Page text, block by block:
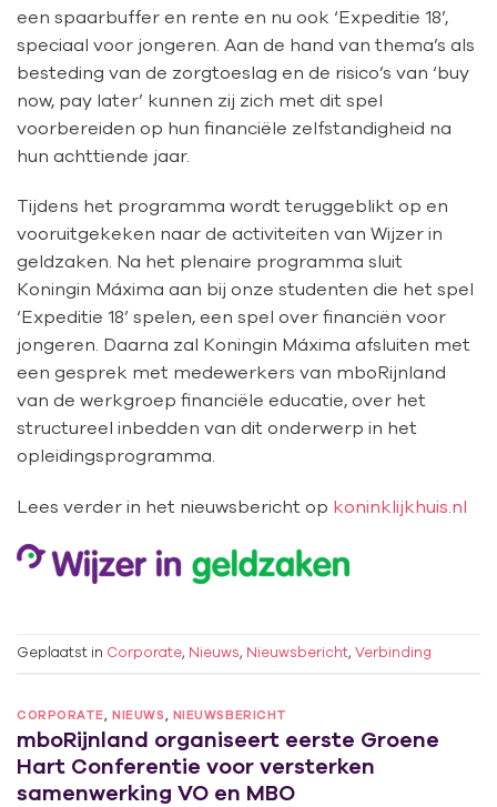
een spaarbuffer en rente en nu ook ‘Expeditie 18’,
speciaal voor jongeren. Aan de hand van thema’s als
besteding van de zorgtoeslag en de risico’s van ‘buy
now, pay later’ kunnen zij zich met dit spel
voorbereiden op hun financiële zelfstandigheid na
hun achttiende jaar.
Tijdens het programma wordt teruggeblikt op en
vooruitgekeken naar de activiteiten van Wijzer in
geldzaken. Na het plenaire programma sluit
Koningin Máxima aan bij onze studenten die het spel
‘Expeditie 18’ spelen, een spel over financiën voor
jongeren. Daarna zal Koningin Máxima afsluiten met
een gesprek met medewerkers van mboRijnland
van de werkgroep financiële educatie, over het
structureel inbedden van dit onderwerp in het
opleidingsprogramma.
Lees verder in het nieuwsbericht op koninklijkhuis.nl
Geplaatst in Corporate, Nieuws, Nieuwsbericht, Verbinding
CORPORATE ,NIEUWS NIEUWSBERICHT
mboRijnland organiseert eerste Groene
Hart Conferentie voor versterken
samenwerking VO en MBO